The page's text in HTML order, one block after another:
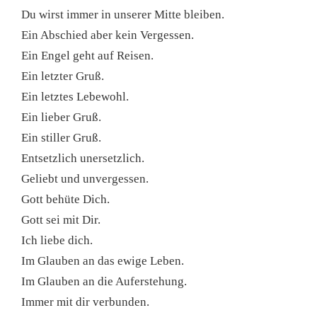
Du wirst immer in unserer Mitte bleiben.
Ein Abschied aber kein Vergessen.
Ein Engel geht auf Reisen.
Ein letzter Gruß.
Ein letztes Lebewohl.
Ein lieber Gruß.
Ein stiller Gruß.
Entsetzlich unersetzlich.
Geliebt und unvergessen.
Gott behüte Dich.
Gott sei mit Dir.
Ich liebe dich.
Im Glauben an das ewige Leben.
Im Glauben an die Auferstehung.
Immer mit dir verbunden.